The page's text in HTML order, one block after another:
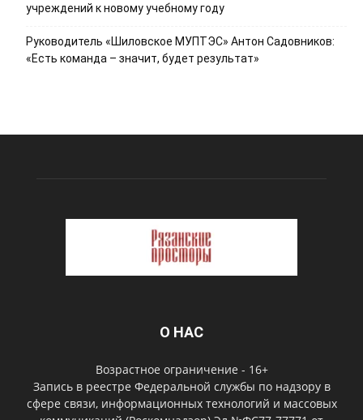
учреждений к новому учебному году
Руководитель «Шиловское МУПТЭС» Антон Садовников:
«Есть команда – значит, будет результат»
О НАС
Возрастное ограничение - 16+
Запись в реестре Федеральной службы по надзору в
сфере связи, информационных технологий и массовых